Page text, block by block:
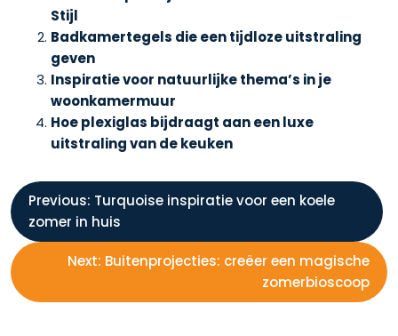
Stijl
Badkamertegels die een tijdloze uitstraling
geven
Inspiratie voor natuurlijke thema’s in je
woonkamermuur
Hoe plexiglas bijdraagt aan een luxe
uitstraling van de keuken
B
e
r
Previous: Turquoise inspiratie voor een koele
zomer in huis
Next: Buitenprojecties: creëer een magische
zomerbioscoop